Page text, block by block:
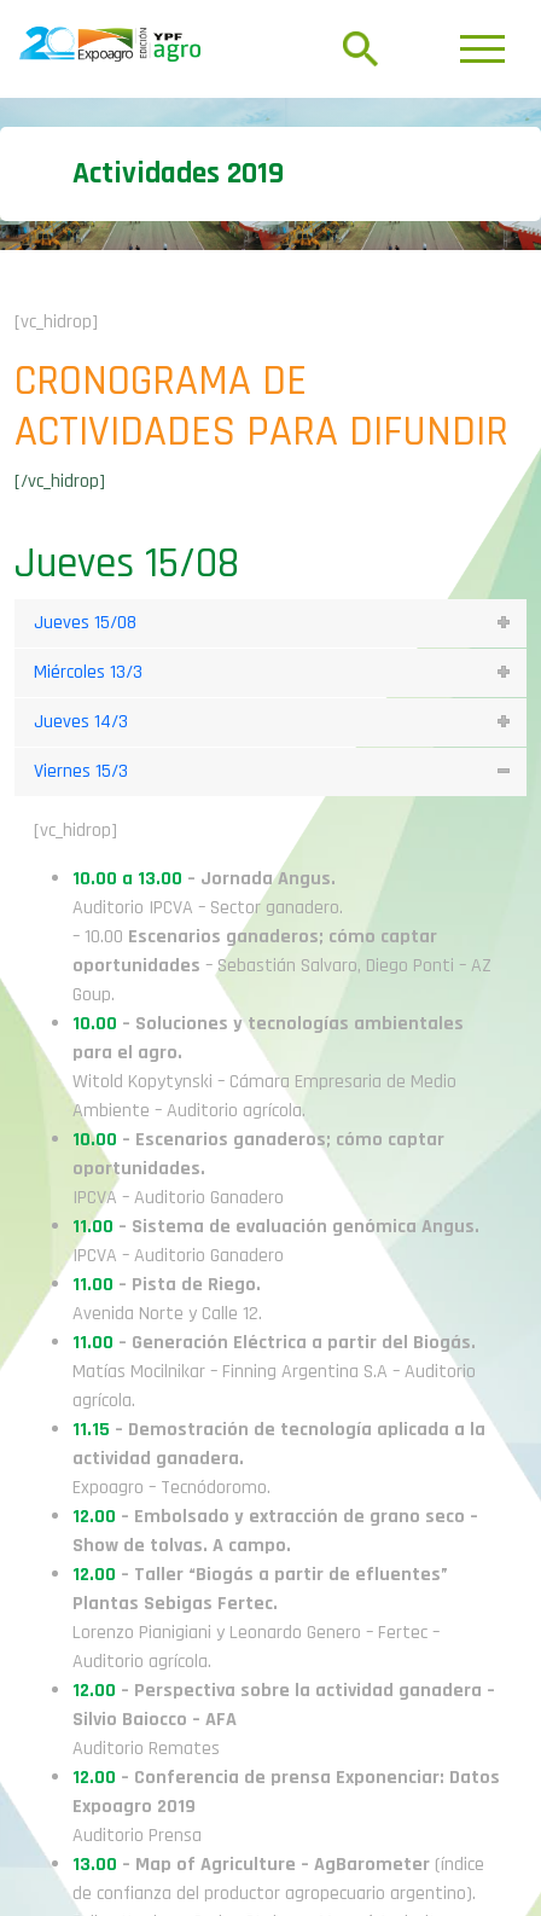
Actividades 2019
[vc_hidrop]
CRONOGRAMA DE
ACTIVIDADES PARA DIFUNDIR
[/vc_hidrop]
Jueves 15/08
Jueves 15/08
Miércoles 13/3
Jueves 14/3
Viernes 15/3
[vc_hidrop]
10.00 a 13.00 – Jornada Angus.
Auditorio IPCVA – Sector ganadero.
– 10.00 Escenarios ganaderos; cómo captar
oportunidades – Sebastián Salvaro, Diego Ponti – AZ
Goup.
10.00 – Soluciones y tecnologías ambientales
para el agro.
Witold Kopytynski – Cámara Empresaria de Medio
Ambiente – Auditorio agrícola.
10.00 – Escenarios ganaderos; cómo captar
oportunidades.
IPCVA – Auditorio Ganadero
11.00 – Sistema de evaluación genómica Angus.
IPCVA – Auditorio Ganadero
11.00 – Pista de Riego.
Avenida Norte y Calle 12.
11.00 – Generación Eléctrica a partir del Biogás.
Matías Mocilnikar – Finning Argentina S.A – Auditorio
agrícola.
11.15 – Demostración de tecnología aplicada a la
actividad ganadera.
Expoagro – Tecnódoromo.
12.00 – Embolsado y extracción de grano seco –
Show de tolvas. A campo.
12.00 – Taller “Biogás a partir de efluentes”
Plantas Sebigas Fertec.
Lorenzo Pianigiani y Leonardo Genero – Fertec –
Auditorio agrícola.
12.00 – Perspectiva sobre la actividad ganadera –
Silvio Baiocco – AFA
Auditorio Remates
12.00 – Conferencia de prensa Exponenciar: Datos
Expoagro 2019
Auditorio Prensa
13.00 – Map of Agriculture – AgBarometer (índice
de confianza del productor agropecuario argentino).